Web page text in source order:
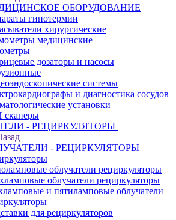
ОБОРУДОВАНИЕ
гипотермии
хирургические
медицинские
дозаторы и насосы
системы
и диагностика сосудов
установки
сканеры
- РЕЦИРКУЛЯТОРЫ
- РЕЦИРКУЛЯТОРЫ
облучатели рециркуляторы
облучатели рециркуляторы
и пятиламповые облучатели
для рециркуляторов